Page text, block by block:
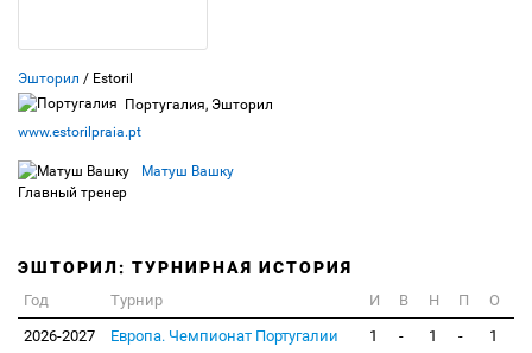
Эшторил / Estoril
Португалия, Эшторил
www.estorilpraia.pt
Матуш Вашку
Главный тренер
ЭШТОРИЛ: ТУРНИРНАЯ ИСТОРИЯ
Год Турнир И В Н П
О
2026-2027
Европа. Чемпионат Португалии 1 - 1 -
1